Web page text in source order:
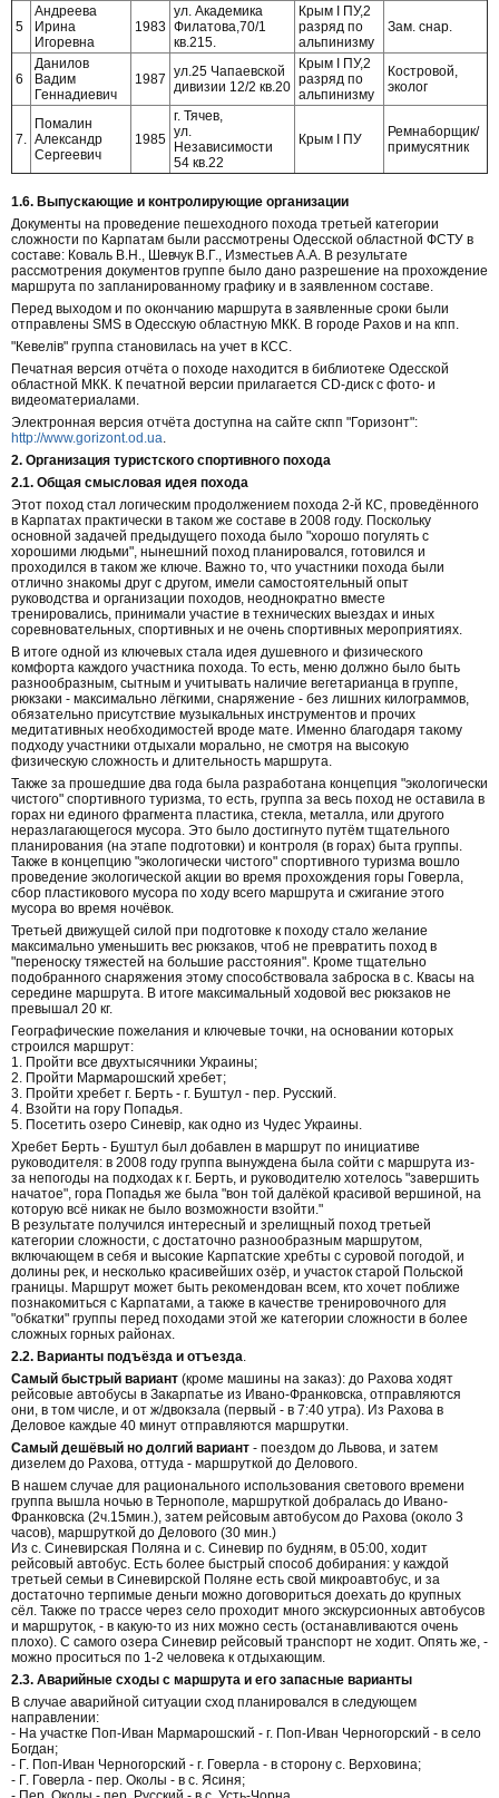
5
Андреева
Ирина
Игоревна
1983
ул. Академика
Филатова,70/1
кв.215.
Крым I ПУ,2
разряд по
альпинизму
Зам. снар.
6
Данилов
Вадим
Геннадиевич
1987 ул.25 Чапаевской
дивизии 12/2 кв.20
Крым I ПУ,2
разряд по
альпинизму
Костровой,
эколог
7.
Помалин
Александр
Сергеевич
1985
г. Тячев,
ул.
Независимости
54 кв.22
Крым I ПУ
Ремнаборщик/
примусятник
1.6. Выпускающие и контролирующие организации
Документы на проведение пешеходного похода третьей категории
сложности по Карпатам были рассмотрены Одесской областной ФСТУ в
составе: Коваль В.Н., Шевчук В.Г., Изместьев А.А. В результате
рассмотрения документов группе было дано разрешение на прохождение
маршрута по запланированному графику и в заявленном составе.
Перед выходом и по окончанию маршрута в заявленные сроки были
отправлены SMS в Одесскую областную МКК. В городе Рахов и на кпп.
"Кевелів" группа становилась на учет в КСС.
Печатная версия отчёта о походе находится в библиотеке Одесской
областной МКК. К печатной версии прилагается CD-диск с фото- и
видеоматериалами.
Электронная версия отчёта доступна на сайте скпп "Горизонт":
http://www.gorizont.od.ua.
2. Организация туристского спортивного похода
2.1. Общая смысловая идея похода
Этот поход стал логическим продолжением похода 2-й КС, проведённого
в Карпатах практически в таком же составе в 2008 году. Поскольку
основной задачей предыдущего похода было "хорошо погулять с
хорошими людьми", нынешний поход планировался, готовился и
проходился в таком же ключе. Важно то, что участники похода были
отлично знакомы друг с другом, имели самостоятельный опыт
руководства и организации походов, неоднократно вместе
тренировались, принимали участие в технических выездах и иных
соревновательных, спортивных и не очень спортивных мероприятиях.
В итоге одной из ключевых стала идея душевного и физического
комфорта каждого участника похода. То есть, меню должно было быть
разнообразным, сытным и учитывать наличие вегетарианца в группе,
рюкзаки - максимально лёгкими, снаряжение - без лишних килограммов,
обязательно присутствие музыкальных инструментов и прочих
медитативных необходимостей вроде мате. Именно благодаря такому
подходу участники отдыхали морально, не смотря на высокую
физическую сложность и длительность маршрута.
Также за прошедшие два года была разработана концепция "экологически
чистого" спортивного туризма, то есть, группа за весь поход не оставила в
горах ни единого фрагмента пластика, стекла, металла, или другого
неразлагающегося мусора. Это было достигнуто путём тщательного
планирования (на этапе подготовки) и контроля (в горах) быта группы.
Также в концепцию "экологически чистого" спортивного туризма вошло
проведение экологической акции во время прохождения горы Говерла,
сбор пластикового мусора по ходу всего маршрута и сжигание этого
мусора во время ночёвок.
Третьей движущей силой при подготовке к походу стало желание
максимально уменьшить вес рюкзаков, чтоб не превратить поход в
"переноску тяжестей на большие расстояния". Кроме тщательно
подобранного снаряжения этому способствовала заброска в с. Квасы на
середине маршрута. В итоге максимальный ходовой вес рюкзаков не
превышал 20 кг.
Географические пожелания и ключевые точки, на основании которых
строился маршрут:
1. Пройти все двухтысячники Украины;
2. Пройти Мармарошский хребет;
3. Пройти хребет г. Берть - г. Буштул - пер. Русский.
4. Взойти на гору Попадья.
5. Посетить озеро Синевір, как одно из Чудес Украины.
Хребет Берть - Буштул был добавлен в маршрут по инициативе
руководителя: в 2008 году группа вынуждена была сойти с маршрута из-
за непогоды на подходах к г. Берть, и руководителю хотелось "завершить
начатое", гора Попадья же была "вон той далёкой красивой вершиной, на
которую всё никак не было возможности взойти."
В результате получился интересный и зрелищный поход третьей
категории сложности, с достаточно разнообразным маршрутом,
включающем в себя и высокие Карпатские хребты с суровой погодой, и
долины рек, и несколько красивейших озёр, и участок старой Польской
границы. Маршрут может быть рекомендован всем, кто хочет поближе
познакомиться с Карпатами, а также в качестве тренировочного для
"обкатки" группы перед походами этой же категории сложности в более
сложных горных районах.
2.2. Варианты подъёзда и отъезда
Самый быстрый вариант (кроме машины на заказ): до Рахова ходят
рейсовые автобусы в Закарпатье из Ивано-Франковска, отправляются
они, в том числе, и от ж/двокзала (первый - в 7:40 утра). Из Рахова в
Деловое каждые 40 минут отправляются маршрутки.
Самый дешёвый но долгий вариант - поездом до Львова, и затем
дизелем до Рахова, оттуда - маршруткой до Делового.
В нашем случае для рационального использования светового времени
группа вышла ночью в Тернополе, маршруткой добралась до Ивано-
Франковска (2ч.15мин.), затем рейсовым автобусом до Рахова (около 3
часов), маршруткой до Делового (30 мин.)
Из с. Синевирская Поляна и с. Синевир по будням, в 05:00, ходит
рейсовый автобус. Есть более быстрый способ добирания: у каждой
третьей семьи в Синевирской Поляне есть свой микроавтобус, и за
достаточно терпимые деньги можно договориться доехать до крупных
сёл. Также по трассе через село проходит много экскурсионных автобусов
и маршруток, - в какую-то из них можно сесть (останавливаются очень
плохо). С самого озера Синевир рейсовый транспорт не ходит. Опять же, -
можно проситься по 1-2 человека к отдыхающим.
2.3. Аварийные сходы с маршрута и его запасные варианты
В случае аварийной ситуации сход планировался в следующем
направлении:
- На участке Поп-Иван Мармарошский - г. Поп-Иван Черногорский - в село
Богдан;
- Г. Поп-Иван Черногорский - г. Говерла - в сторону с. Верховина;
- Г. Говерла - пер. Околы - в с. Ясиня;